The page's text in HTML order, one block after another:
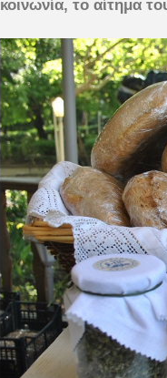
κοινωνία, το αίτημα